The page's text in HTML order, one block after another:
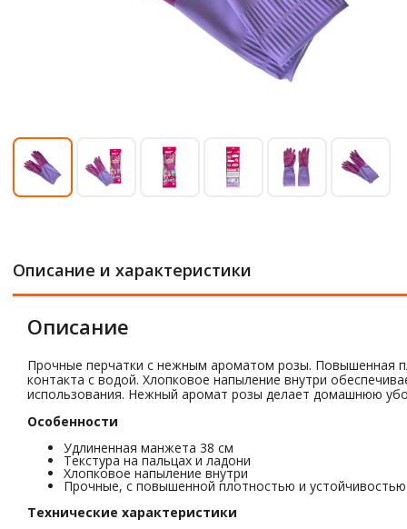
Описание и характеристики
Описание
Прочные перчатки с нежным ароматом розы. Повышенная
контакта с водой. Хлопковое напыление внутри
использования. Нежный аромат розы делает домашнюю
Особенности
Удлиненная манжета 38 см
Текстура на пальцах и ладони
Хлопковое напыление внутри
Прочные, с повышенной плотностью и
Технические характеристики